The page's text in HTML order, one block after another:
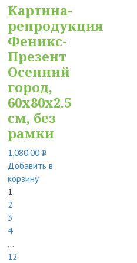
Картина-
репродукция
Феникс-
Презент
Осенний
город,
60x80x2.5
см, без
рамки
1,080.00Р
УБ.
Добавить в
корзину
1
2
3
4
…
12